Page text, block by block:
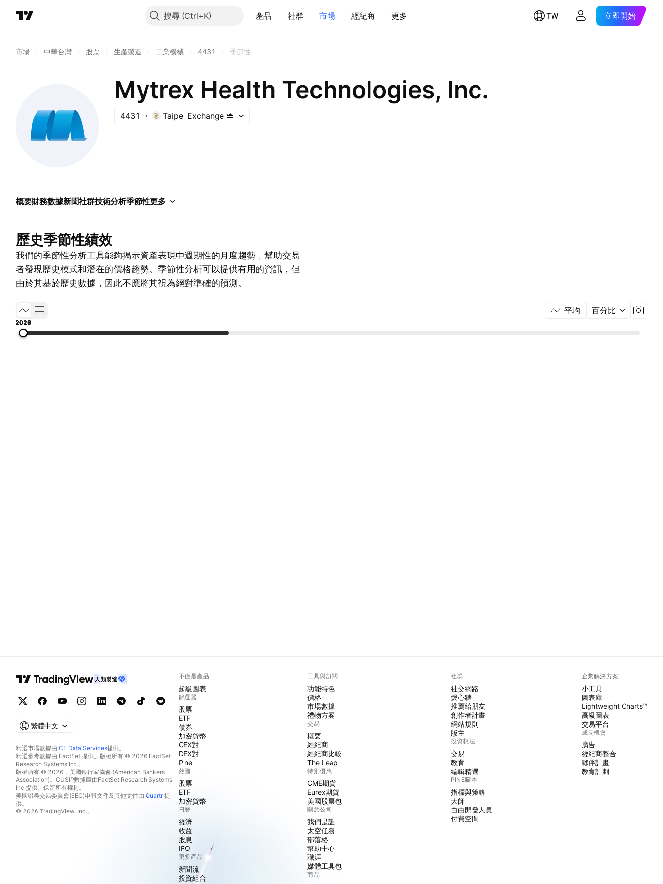
搜尋 產品 社群 市場 經紀商 更多 TW 立即開始
市場 中華台灣 股票 生產製造 工業機械 4431 季節性
Mytrex Health Technologies, Inc.
4431 Taipei Exchange
概要財務數據新聞社群技術分析季節性更多
歷史季節性績效
我們的季節性分析工具能夠揭示資產表現中週期性的月度趨勢，幫助交易
者發現歷史模式和潛在的價格趨勢。季節性分析可以提供有用的資訊，但
由於其基於歷史數據，因此不應將其視為絕對準確的預測。
平均 百分比
2011
2014
2017
2020
2023
2026
人類製造
繁體中文
精選市場數據由ICE Data Services提供。
精選參考數據由 FactSet 提供。版權所有 © 2026 FactSet
Research Systems Inc.。
版權所有 © 2026，美國銀行家協會 (American Bankers
Association)。CUSIP數據庫由FactSet Research Systems
Inc.提供。保留所有權利。
美國證券交易委員會(SEC)申報文件及其他文件由 Quartr提
供。
© 2026 TradingView, Inc.。
不僅是產品
超級圖表
篩選器
股票
ETF
債券
加密貨幣
CEX對
DEX對
Pine
熱圖
股票
ETF
加密貨幣
日曆
經濟
收益
股息
IPO
更多產品
新聞流
投資組合
工具與訂閱
功能特色
價格
市場數據
禮物方案
交易
概要
經紀商
經紀商比較
The Leap
特別優惠
CME期貨
Eurex期貨
美國股票包
關於公司
我們是誰
太空任務
部落格
幫助中心
職涯
媒體工具包
商品
社群
社交網路
愛心牆
推薦給朋友
創作者計畫
網站規則
版主
投資想法
交易
教育
編輯精選
PINE腳本
指標與策略
大師
自由開發人員
付費空間
企業解決方案
小工具
圖表庫
Lightweight Charts™
高級圖表
交易平台
成長機會
廣告
經紀商整合
夥伴計畫
教育計劃